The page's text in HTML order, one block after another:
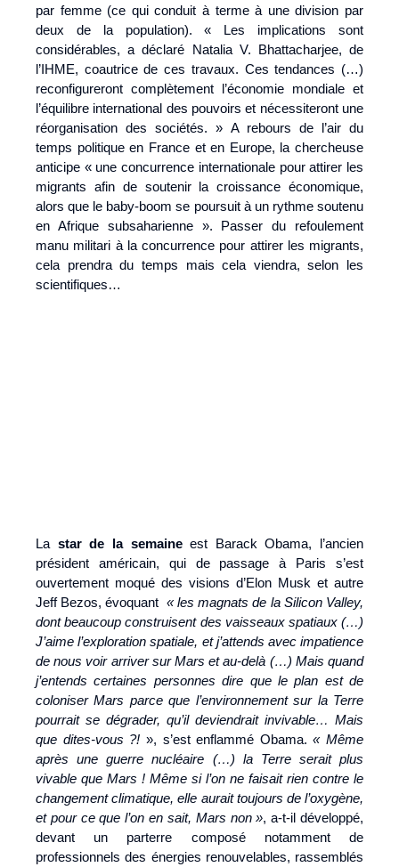
par femme (ce qui conduit à terme à une division par
deux de la population). « Les implications sont
considérables, a déclaré Natalia V. Bhattacharjee, de
l’IHME, coautrice de ces travaux. Ces tendances (…)
reconfigureront complètement l’économie mondiale et
l’équilibre international des pouvoirs et nécessiteront une
réorganisation des sociétés. » A rebours de l’air du
temps politique en France et en Europe, la chercheuse
anticipe « une concurrence internationale pour attirer les
migrants afin de soutenir la croissance économique,
alors que le baby-boom se poursuit à un rythme soutenu
en Afrique subsaharienne ». Passer du refoulement
manu militari à la concurrence pour attirer les migrants,
cela prendra du temps mais cela viendra, selon les
scientifiques…
La star de la semaineest Barack Obama, l’ancien
président américain, qui de passage à Paris s’est
ouvertement moqué des visions d’Elon Musk et autre
Jeff Bezos, évoquant « les magnats de la Silicon Valley,
dont beaucoup construisent des vaisseaux spatiaux (…)
J’aime l’exploration spatiale, et j’attends avec impatience
de nous voir arriver sur Mars et au-delà (…) Mais quand
j’entends certaines personnes dire que le plan est de
coloniser Mars parce que l’environnement sur la Terre
pourrait se dégrader, qu’il deviendrait invivable… Mais
que dites-vous ?! », s’est enflammé Obama.« Même
après une guerre nucléaire (…) la Terre serait plus
vivable que Mars ! Même si l’on ne faisait rien contre le
changement climatique, elle aurait toujours de l’oxygène,
et pour ce que l’on en sait, Mars non », a-t-il développé,
devant un parterre composé notamment de
professionnels des énergies renouvelables, rassemblés